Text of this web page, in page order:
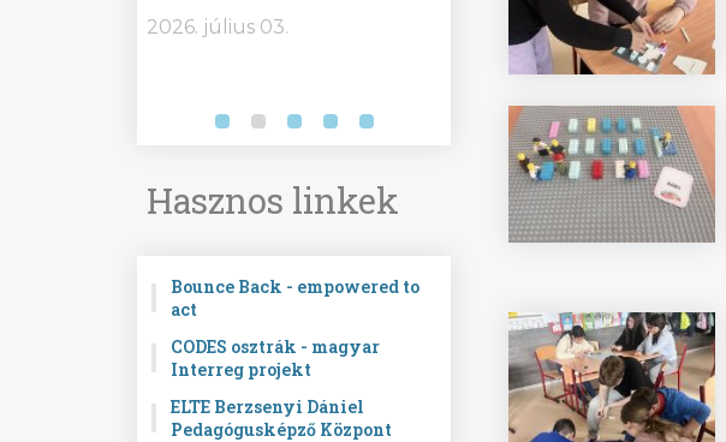
2026. július 03. 2026. július 03.
Hasznos linkek
Bounce Back - empowered to
act
CODES osztrák - magyar
Interreg projekt
ELTE Berzsenyi Dániel
Pedagógusképző Központ